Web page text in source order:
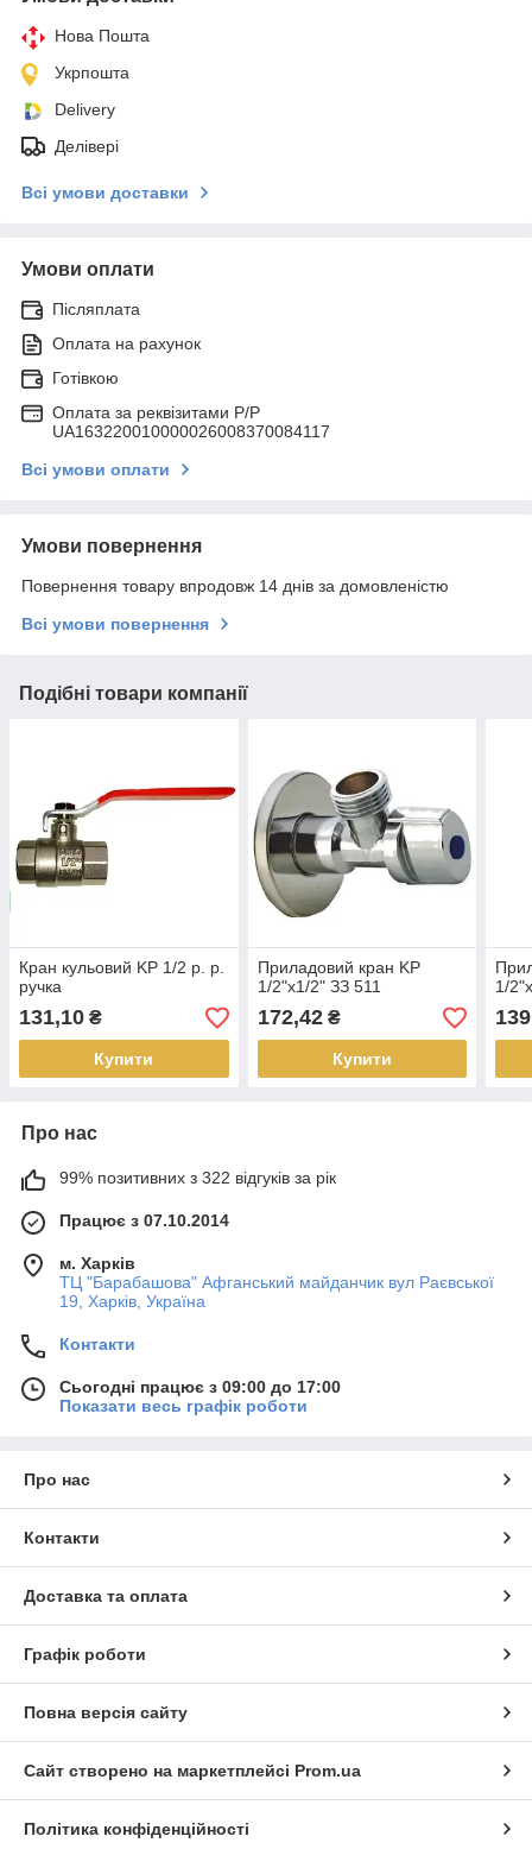
Нова Пошта
Укрпошта
Delivery
Делівері
Всі умови доставки
Умови оплати
Післяплата
Оплата на рахунок
Готівкою
Оплата за реквізитами P/Р
UA163220010000026008370084117
Всі умови оплати
Умови повернення
Повернення товару впродовж 14 днів за домовленістю
Всі умови повернення
Подібні товари компанії
Кран кульовий KP 1/2 р. р.
ручка
131,10 ₴
Купити
Приладовий кран KP
1/2"х1/2" ЗЗ 511
172,42₴
Купити
1/
Про нас
99% позитивних з 322 відгуків за рік
Працює з 07.10.2014
м. Харків
ТЦ "Барабашова" Афганський майданчик вул Раєвської
19, Харків, Україна
Контакти
Сьогодні працює з 09:00 до 17:00
Показати весь графік роботи
Про нас
Контакти
Доставка та оплата
Графік роботи
Повна версія сайту
Сайт створено на маркетплейсі Prom.ua
Політика конфіденційності